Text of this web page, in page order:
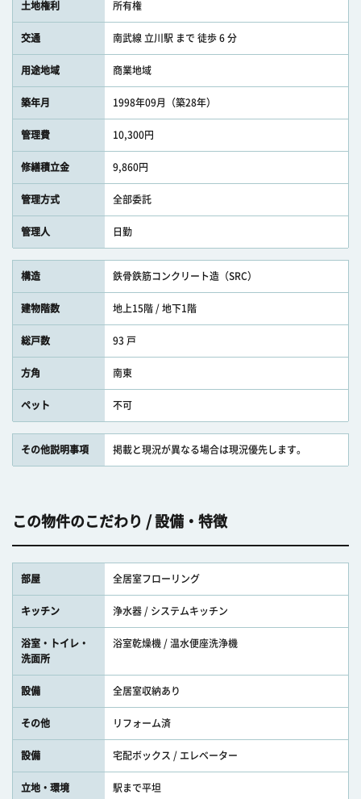
土地権利 所有権
交通 南武線 立川駅 まで 徒歩 6 分
用途地域 商業地域
築年月 1998年09月（築28年）
管理費 10,300円
修繕積立金 9,860円
管理方式 全部委託
管理人 日勤
構造 鉄骨鉄筋コンクリート造（SRC）
建物階数 地上15階 / 地下1階
総戸数 93 戸
方角 南東
ペット 不可
その他説明事項 掲載と現況が異なる場合は現況優先します。
この物件のこだわり / 設備・特徴
部屋 全居室フローリング
キッチン 浄水器 / システムキッチン
浴室・トイレ・
洗面所
浴室乾燥機 / 温水便座洗浄機
設備 全居室収納あり
その他 リフォーム済
設備 宅配ボックス / エレベーター
立地・環境 駅まで平坦